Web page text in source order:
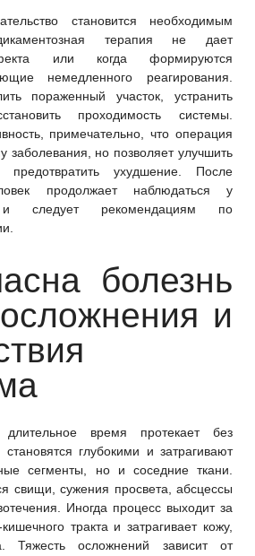
становится необходимым
терапия не дает
или когда формируются
немедленного реагирования.
пораженный участок, устранить
проходимость системы.
примечательно, что операция
заболевания, но позволяет улучшить
ухудшение. После
продолжает наблюдаться у
и следует рекомендациям по
болезнь
и
время протекает без
глубокими и затрагивают
сегменты, но и соседние ткани.
свищи, сужения просвета, абсцессы
Иногда процесс выходит за
тракта и затрагивает кожу,
Тяжесть осложнений зависит от